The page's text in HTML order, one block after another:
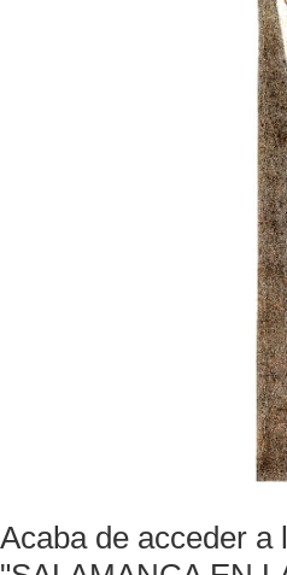
Acaba de acceder a